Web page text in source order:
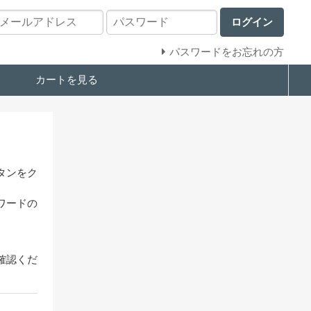
ログイン
パスワードをお忘れの方
カートを見る
ンをク
ードの
認くだ